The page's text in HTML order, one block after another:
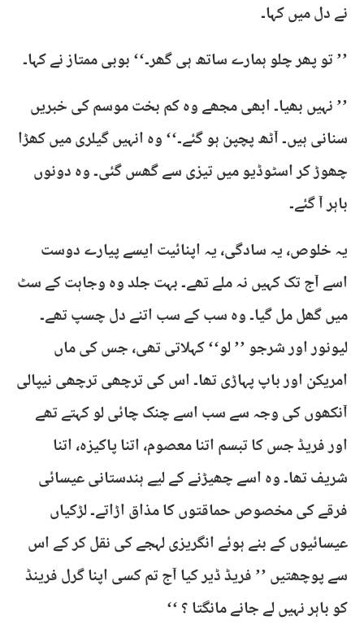
نے دل میں کہا۔
’’ تو پھر چلو ہمارے ساتھ ہی گھر۔‘‘ بوبی ممتاز نے کہا۔
’’ نہیں بھیا۔ ابھی مجھے وہ کم بخت موسم کی خبریں
سنانی ہیں۔ آٹھ پچپن ہو گئے۔‘‘ وہ انہیں گیلری میں کھڑا
چھوڑ کر اسٹوڈیو میں تیزی سے گھس گئی۔ وہ دونوں
باہر آ گئے۔
یہ خلوص، یہ سادگی، یہ اپنائیت ایسے پیارے دوست
اسے آج تک کہیں نہ ملے تھے۔ بہت جلد وہ وجاہت کے سٹ
میں گھل مل گیا۔ وہ سب کے سب اتنے دل چسپ تھے۔
لیونور اور شرجو ’’ لو‘‘ کہلاتی تھی، جس کی ماں
امریکن اور باپ پہاڑی تھا۔ اس کی ترچھی ترچھی نیپالی
آنکھوں کی وجہ سے سب اسے چنک چائی لو کہتے تھے
اور فریڈ جس کا تبسم اتنا معصوم، اتنا پاکیزہ، اتنا
شریف تھا۔ وہ اسے چھیڑنے کے لیے ہندستانی عیسائی
فرقے کی مخصوص حماقتوں کا مذاق اڑاتے۔ لڑکیاں
عیسائیوں کے بنے ہوئے انگریزی لہجے کی نقل کر کے اس
سے پوچھتیں ’’ فریڈ ڈیر کیا آج تم کسی اپنا گرل فرینڈ
کو باہر نہیں لے جانے مانگتا ؟ ‘‘